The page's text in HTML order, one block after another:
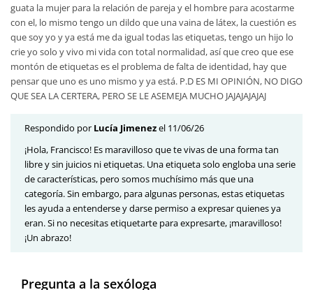
guata la mujer para la relación de pareja y el hombre para acostarme
con el, lo mismo tengo un dildo que una vaina de látex, la cuestión es
que soy yo y ya está me da igual todas las etiquetas, tengo un hijo lo
crie yo solo y vivo mi vida con total normalidad, así que creo que ese
montón de etiquetas es el problema de falta de identidad, hay que
pensar que uno es uno mismo y ya está. P.D ES MI OPINIÓN, NO DIGO
QUE SEA LA CERTERA, PERO SE LE ASEMEJA MUCHO JAJAJAJAJAJ
Respondido por Lucía Jimenezel 11/06/26
¡Hola, Francisco! Es maravilloso que te vivas de una forma tan
libre y sin juicios ni etiquetas. Una etiqueta solo engloba una serie
de características, pero somos muchísimo más que una
categoría. Sin embargo, para algunas personas, estas etiquetas
les ayuda a entenderse y darse permiso a expresar quienes ya
eran. Si no necesitas etiquetarte para expresarte, ¡maravilloso!
¡Un abrazo!
Pregunta a la sexóloga